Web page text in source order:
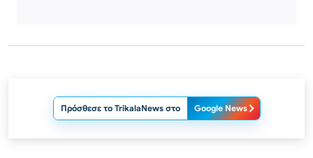
Πρόσθεσε το TrikalaNews στο Google News